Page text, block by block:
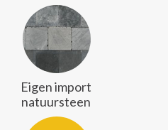
Eigen import
natuursteen